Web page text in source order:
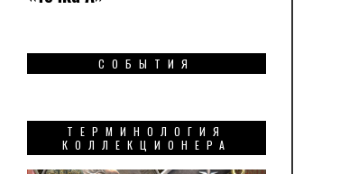
СОБЫТИЯ
ТЕРМИНОЛОГИЯ
КОЛЛЕКЦИОНЕРА